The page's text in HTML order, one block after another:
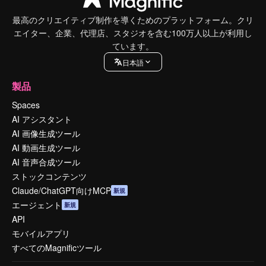
最高のクリエイティブ制作を導くためのプラットフォーム。クリ
エイター、企業、代理店、スタジオを含む100万人以上が利用し
ています。
日本語
製品
Spaces
AI アシスタント
AI 画像生成ツール
AI 動画生成ツール
AI 音声合成ツール
ストックコンテンツ
Claude/ChatGPT向けMCP 新規
エージェント 新規
API
モバイルアプリ
すべてのMagnificツール